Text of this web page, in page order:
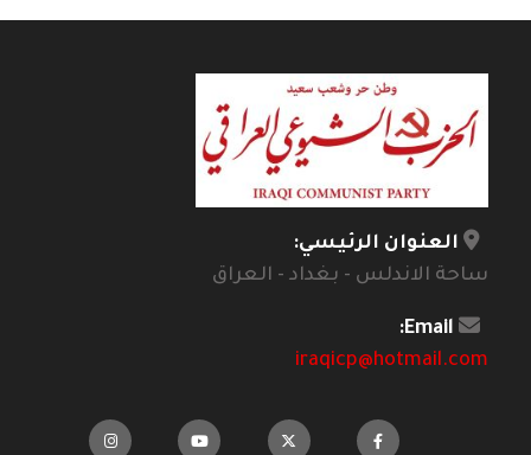
العنوان الرئيسي:
ساحة الاندلس - بغداد - العراق
Email:
iraqicp@hotmail.com